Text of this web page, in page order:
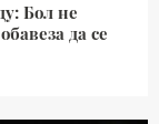
Бол не
да се